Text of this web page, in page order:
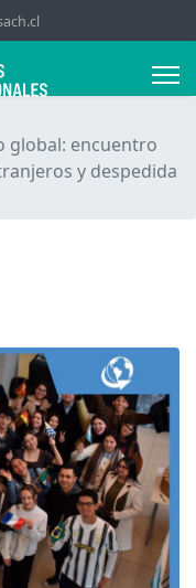
global: encuentro
y despedida